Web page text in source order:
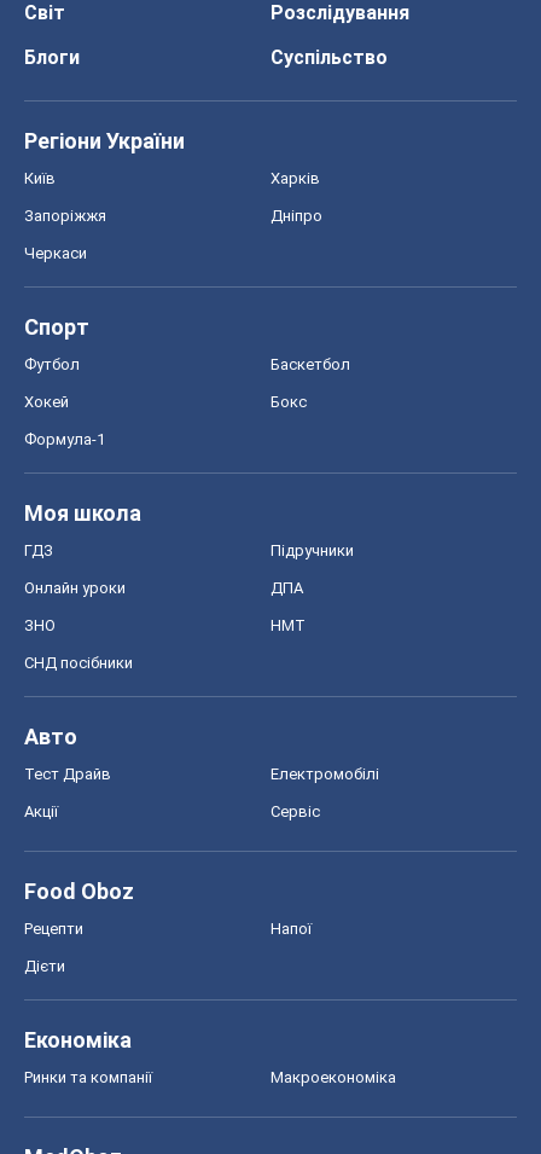
Світ
Розслідування
Блоги
Суспільство
Регіони України
Київ Харків
Запоріжжя Дніпро
Черкаси
Спорт
Футбол Баскетбол
Хокей Бокс
Формула-1
Моя школа
ГДЗ Підручники
Онлайн уроки ДПА
ЗНО НМТ
СНД посібники
Авто
Тест Драйв Електромобілі
Акції Сервіс
Food Oboz
Рецепти Напої
Дієти
Економіка
Ринки та компанії Макроекономіка